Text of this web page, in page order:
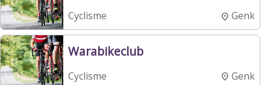
Cyclisme Genk
Warabikeclub
Cyclisme Genk